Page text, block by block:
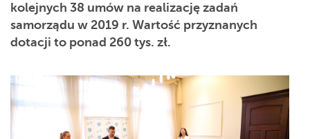
kolejnych 38 umów na realizację zadań
samorządu w 2019 r. Wartość przyznanych
dotacji to ponad 260 tys. zł.